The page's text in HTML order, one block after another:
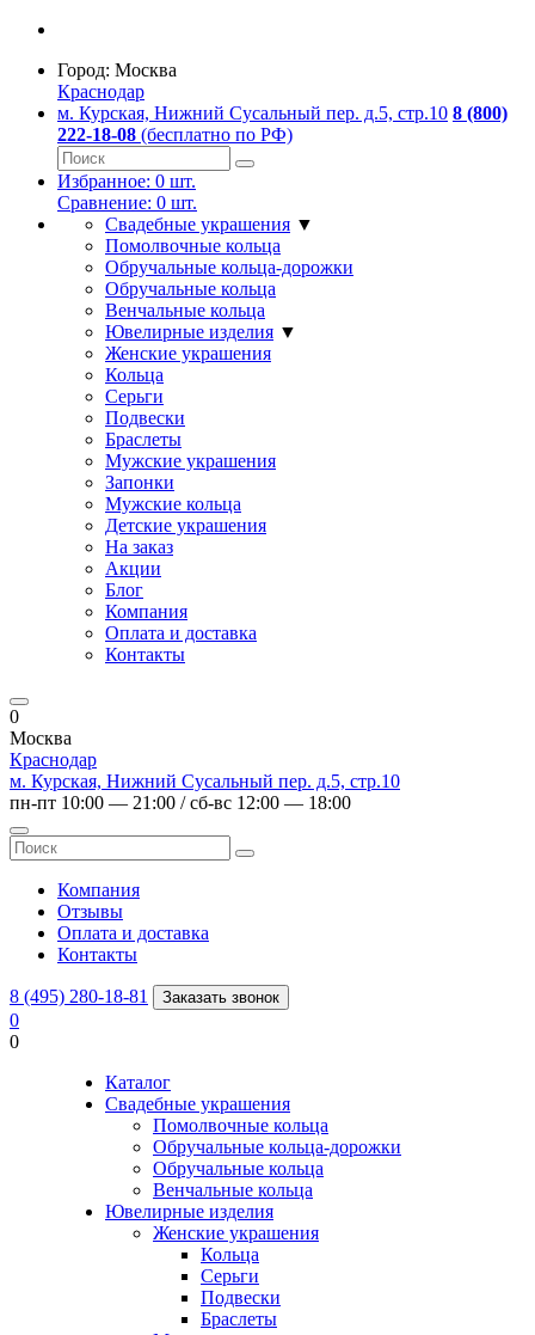
Город: Москва
Краснодар
м. Курская, Нижний Сусальный пер. д.5, стр.10 8 (800)
222-18-08 (бесплатно по РФ)
Избранное: 0 шт.
Сравнение: 0 шт.
Свадебные украшения ▼
Помолвочные кольца
Обручальные кольца-дорожки
Обручальные кольца
Венчальные кольца
Ювелирные изделия ▼
Женские украшения
Кольца
Серьги
Подвески
Браслеты
Мужские украшения
Запонки
Мужские кольца
Детские украшения
На заказ
Акции
Блог
Компания
Оплата и доставка
Контакты
0
Москва
Краснодар
м. Курская, Нижний Сусальный пер. д.5, стр.10
пн-пт 10:00 — 21:00 / сб-вс 12:00 — 18:00
Компания
Отзывы
Оплата и доставка
Контакты
8 (495) 280-18-81 Заказать звонок
0
0
Каталог
Свадебные украшения
Помолвочные кольца
Обручальные кольца-дорожки
Обручальные кольца
Венчальные кольца
Ювелирные изделия
Женские украшения
Кольца
Серьги
Подвески
Браслеты